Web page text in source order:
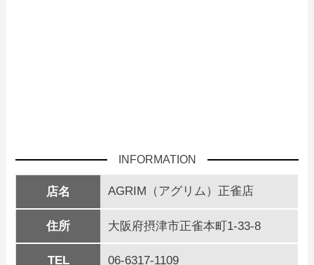
INFORMATION
店名 AGRIM（アグリム）正雀店
住所 大阪府摂津市正雀本町1-33-8
TEL 06-6317-1109